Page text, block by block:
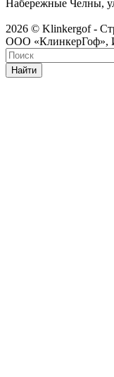
Набережные Челны,
2026 © Klinkergof -
ООО «КлинкерГоф»,
Найти